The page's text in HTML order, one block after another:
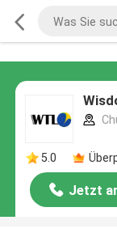
5.0
Jetzt